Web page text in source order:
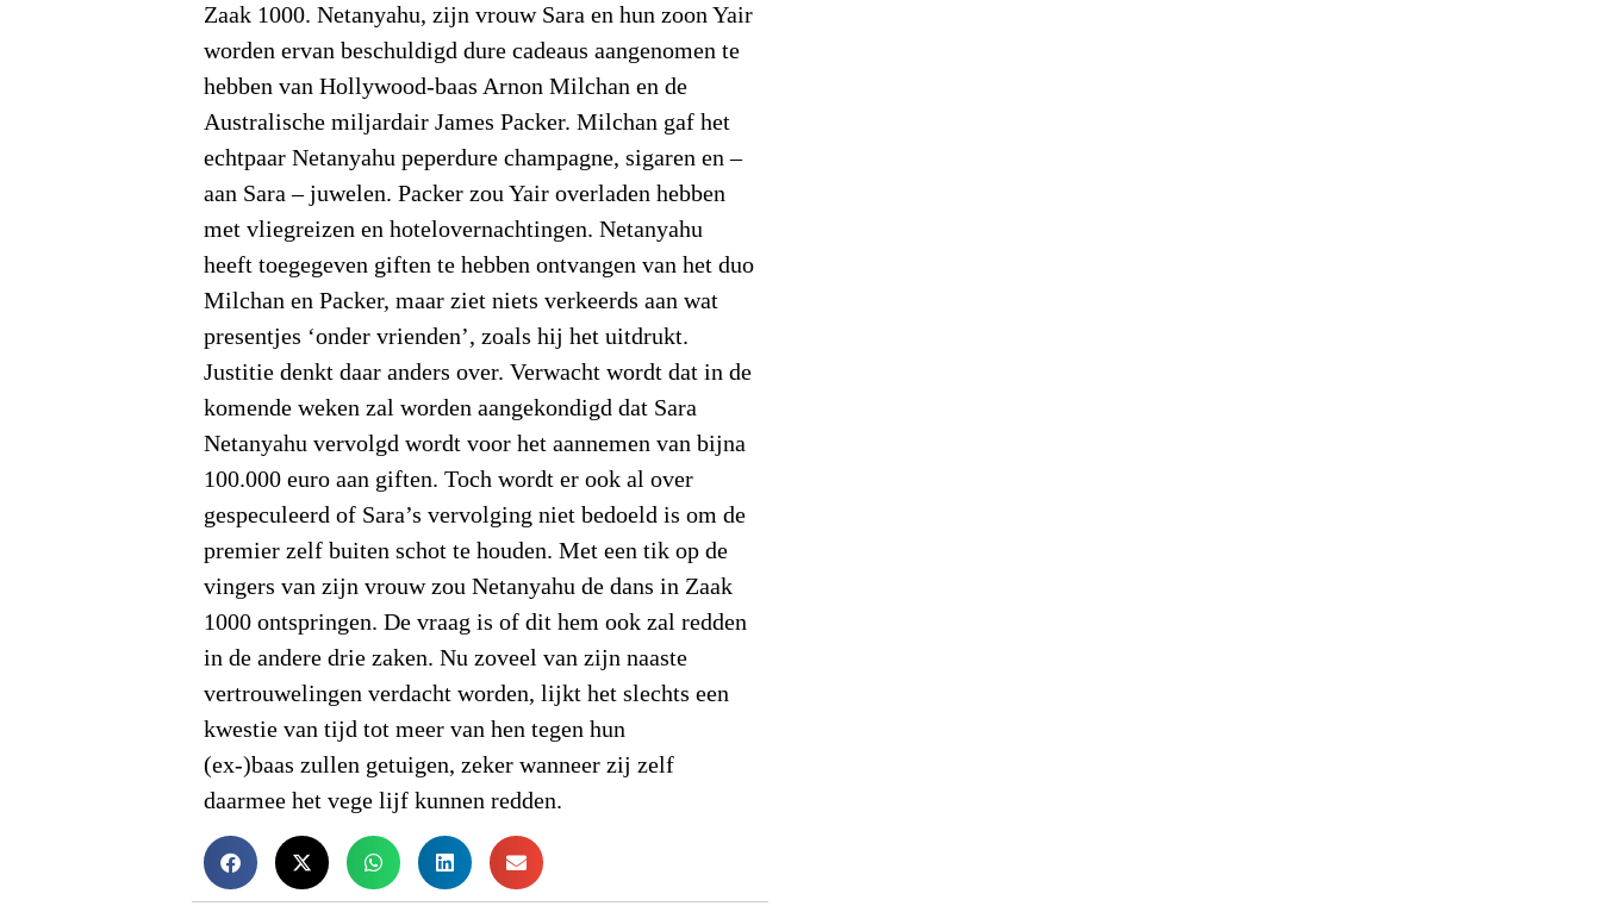
Zaak 1000. Netanyahu, zijn vrouw Sara en hun zoon Yair
worden ervan beschuldigd dure cadeaus aangenomen te
hebben van Hollywood-baas Arnon Milchan en de
Australische miljardair James Packer. Milchan gaf het
echtpaar Netanyahu peperdure champagne, sigaren en –
aan Sara – juwelen. Packer zou Yair overladen hebben
met vliegreizen en hotelovernachtingen. Netanyahu
heeft toegegeven giften te hebben ontvangen van het duo
Milchan en Packer, maar ziet niets verkeerds aan wat
presentjes ‘onder vrienden’, zoals hij het uitdrukt.
Justitie denkt daar anders over. Verwacht wordt dat in de
komende weken zal worden aangekondigd dat Sara
Netanyahu vervolgd wordt voor het aannemen van bijna
100.000 euro aan giften. Toch wordt er ook al over
gespeculeerd of Sara’s vervolging niet bedoeld is om de
premier zelf buiten schot te houden. Met een tik op de
vingers van zijn vrouw zou Netanyahu de dans in Zaak
1000 ontspringen. De vraag is of dit hem ook zal redden
in de andere drie zaken. Nu zoveel van zijn naaste
vertrouwelingen verdacht worden, lijkt het slechts een
kwestie van tijd tot meer van hen tegen hun
(ex-)baas zullen getuigen, zeker wanneer zij zelf
daarmee het vege lijf kunnen redden.